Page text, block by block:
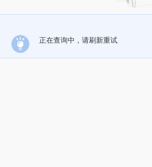
正在查询中，请刷新重试